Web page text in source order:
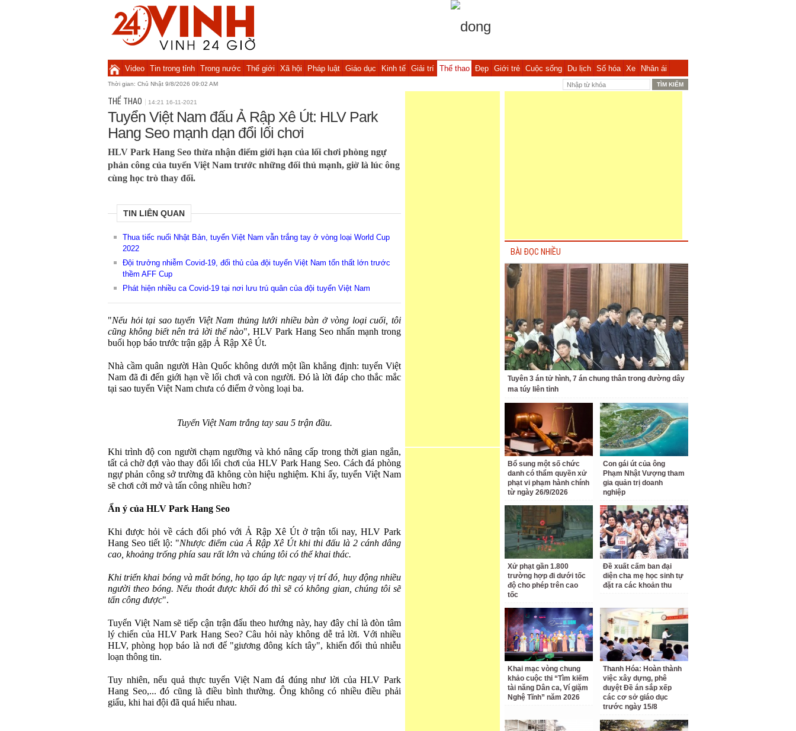
Video Tin trong tỉnh Trong nước Thế giới Xã hội Pháp luật Giáo dục Kinh tế Giải trí Thể thao Đẹp Giới trẻ Cuộc sống Du lịch Số hóa Xe Nhân ái
Thời gian: Chủ Nhật 9/8/2026 09:02 AM
THỂ THAO 14:21 16-11-2021
Tuyển Việt Nam đấu Ả Rập Xê Út: HLV Park
Hang Seo mạnh dạn đổi lối chơi
HLV Park Hang Seo thừa nhận điểm giới hạn của lối chơi phòng ngự
phản công của tuyển Việt Nam trước những đối thủ mạnh, giờ là lúc ông
cùng học trò thay đổi.
TIN LIÊN QUAN
Thua tiếc nuối Nhật Bản, tuyển Việt Nam vẫn trắng tay ở vòng loại World Cup
2022
Đội trưởng nhiễm Covid-19, đối thủ của đội tuyển Việt Nam tổn thất lớn trước
thềm AFF Cup
Phát hiện nhiều ca Covid-19 tại nơi lưu trú quân của đội tuyển Việt Nam
"Nếu hỏi tại sao tuyển Việt Nam thủng lưới nhiều bàn ở vòng loại cuối, tôi
cũng không biết nên trả lời thế nào", HLV Park Hang Seo nhấn mạnh trong
buổi họp báo trước trận gặp Ả Rập Xê Út.
Nhà cầm quân người Hàn Quốc không dưới một lần khẳng định: tuyển Việt
Nam đã đi đến giới hạn về lối chơi và con người. Đó là lời đáp cho thắc mắc
tại sao tuyển Việt Nam chưa có điểm ở vòng loại ba.
Tuyển Việt Nam trắng tay sau 5 trận đầu.
Khi trình độ con người chạm ngưỡng và khó nâng cấp trong thời gian ngắn,
tất cả chờ đợi vào thay đổi lối chơi của HLV Park Hang Seo. Cách đá phòng
ngự phản công sở trường đã không còn hiệu nghiệm. Khi ấy, tuyển Việt Nam
sẽ chơi cởi mở và tấn công nhiều hơn?
Ẩn ý của HLV Park Hang Seo
Khi được hỏi về cách đối phó với Ả Rập Xê Út ở trận tối nay, HLV Park
Hang Seo tiết lộ: "Nhược điểm của Ả Rập Xê Út khi thi đấu là 2 cánh dâng
cao, khoảng trống phía sau rất lớn và chúng tôi có thể khai thác.
Khi triển khai bóng và mất bóng, họ tạo áp lực ngay vị trí đó, huy động nhiều
người theo bóng. Nếu thoát được khối đó thì sẽ có không gian, chúng tôi sẽ
tấn công được".
Tuyển Việt Nam sẽ tiếp cận trận đấu theo hướng này, hay đây chỉ là đòn tâm
lý chiến của HLV Park Hang Seo? Câu hỏi này không dễ trả lời. Với nhiều
HLV, phòng họp báo là nơi để "giương đông kích tây", khiến đối thủ nhiễu
loạn thông tin.
Tuy nhiên, nếu quả thực tuyển Việt Nam đá đúng như lời của HLV Park
Hang Seo,... đó cũng là điều bình thường. Ông không có nhiều điều phải
giấu, khi hai đội đã quá hiểu nhau.
BÀI ĐỌC NHIỀU
Tuyên 3 án tử hình, 7 án chung thân trong đường dây
ma túy liên tỉnh
Bổ sung một số chức
danh có thẩm quyền xử
phạt vi phạm hành chính
từ ngày 26/9/2026
Con gái út của ông
Phạm Nhật Vượng tham
gia quản trị doanh
nghiệp
Xử phạt gần 1.800
trường hợp đi dưới tốc
độ cho phép trên cao
tốc
Đề xuất cấm ban đại
diện cha mẹ học sinh tự
đặt ra các khoản thu
Khai mạc vòng chung
khảo cuộc thi “Tìm kiếm
tài năng Dân ca, Ví giặm
Nghệ Tĩnh” năm 2026
Thanh Hóa: Hoàn thành
việc xây dựng, phê
duyệt Đề án sắp xếp
các cơ sở giáo dục
trước ngày 15/8